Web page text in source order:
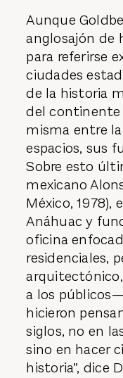
Aunque
anglosajón de
para referirse
ciudades
de la historia
del continente
misma entre
espacios, sus
Sobre esto
mexicano
México, 1978),
Anáhuac y
oficina
residenciales,
a los
hicieron
siglos, no en
sino en hacer
historia”, dice